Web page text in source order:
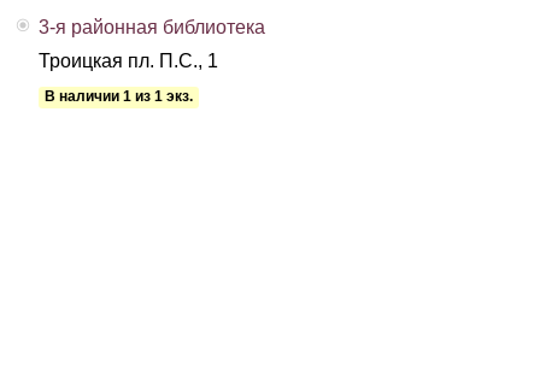
3-я районная библиотека
Троицкая пл. П.С., 1
В наличии 1 из 1 экз.